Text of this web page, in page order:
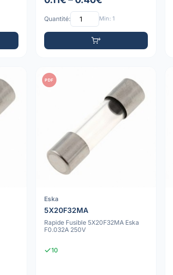
Quantité: Min: 1
PDF
Eska
5X20F32MA
Rapide Fusible 5X20F32MA Eska
F0.032A 250V
10